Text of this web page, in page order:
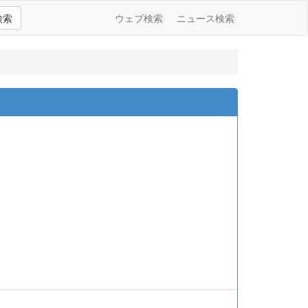
索 ウェブ検索 ニュース検索